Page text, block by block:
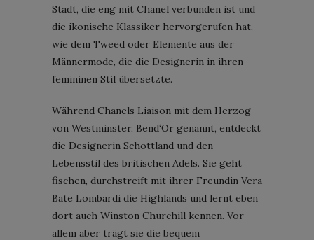
Stadt, die eng mit Chanel verbunden ist und
die ikonische Klassiker hervorgerufen hat,
wie dem Tweed oder Elemente aus der
Männermode, die die Designerin in ihren
femininen Stil übersetzte.
Während Chanels Liaison mit dem Herzog
von Westminster, Bend‘Or genannt, entdeckt
die Designerin Schottland und den
Lebensstil des britischen Adels. Sie geht
fischen, durchstreift mit ihrer Freundin Vera
Bate Lombardi die Highlands und lernt eben
dort auch Winston Churchill kennen. Vor
allem aber trägt sie die bequem